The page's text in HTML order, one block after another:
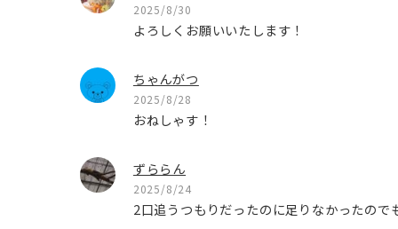
2025/8/30
よろしくお願いいたします！
ちゃんがつ
2025/8/28
おねしゃす！
ずららん
2025/8/24
2口追うつもりだったのに足りなかったので